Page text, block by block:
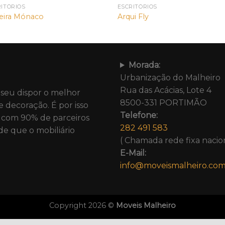
Mónaco
ESCRITÓRIOS
Arqui Fly
dispor o melhor
É por isso
90% de parceiros
que o mobiliário
Morada:
Urbanização do Malheiro
Rua das Acácias, Lote 4
8500-331 PORTIMÃO
Telefone:
282 491 583
( Chamada rede fixa
E-Mail:
info@moveismalheiro.com
Copyright 2026 © Moveis Malheiro